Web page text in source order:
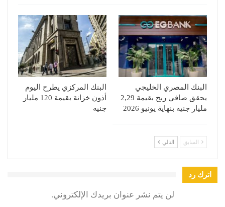
البنك المصري الخليجي
يحقق صافي ربح بقيمة 2,29
مليار جنيه بنهاية يونيو 2026
البنك المركزي يطرح اليوم
أذون خزانة بقيمة 120 مليار
جنيه
السابق التالي
اترك رد
لن يتم نشر عنوان بريدك الإلكتروني.